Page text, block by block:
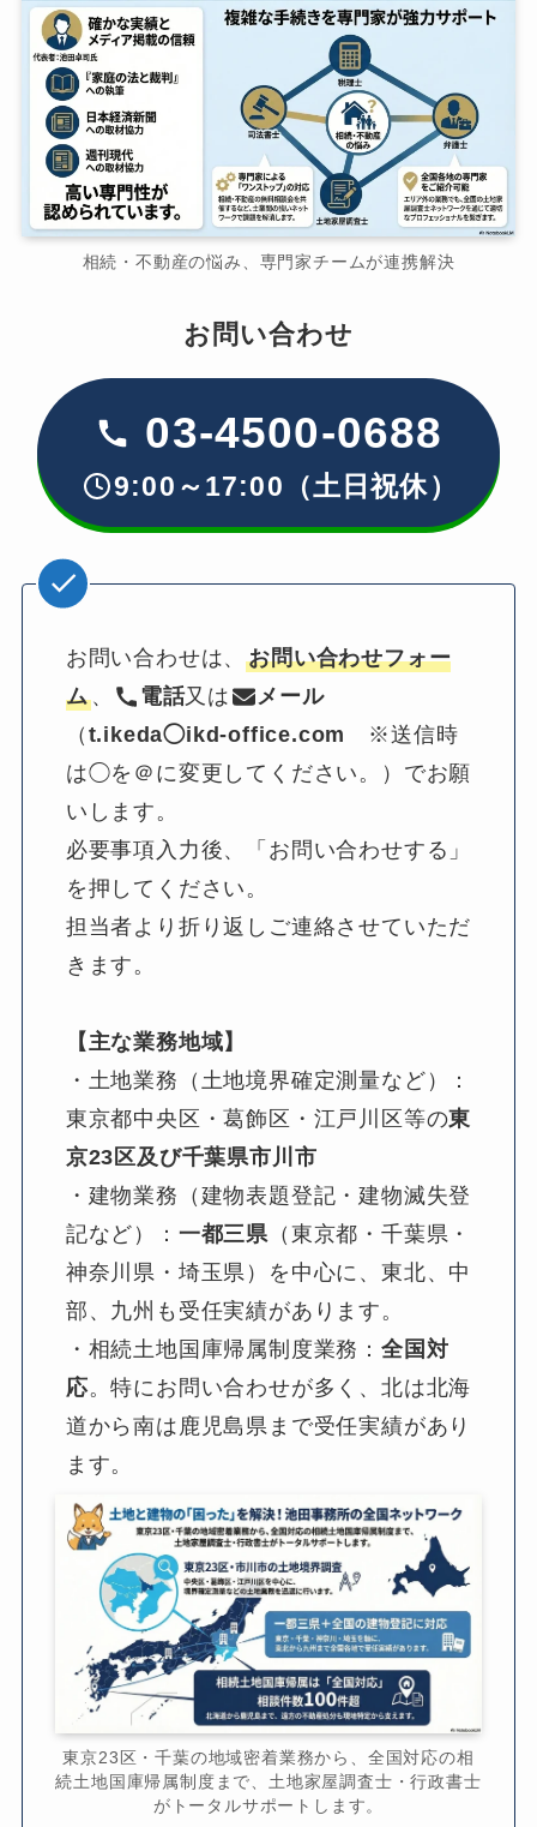
相続・不動産の悩み、専門家チームが連携解決
お問い合わせ
03-4500-0688
9:00～17:00（土日祝休）
お問い合わせは、お問い合わせフォー
ム、 電話又は
メール
（ t.ikeda◯ikd-office.com
※送信時
は◯を＠に変更してください。）でお願
いします。
必要事項入力後、「お問い合わせする」
を押してください。
担当者より折り返しご連絡させていただ
きます。
【主な業務地域】
・土地業務（土地境界確定測量など）：
東京都中央区・葛飾区・江戸川区等の東
京23区及び千葉県市川市
・建物業務（建物表題登記・建物滅失登
記など）： 一都三県 （東京都・千葉県・
神奈川県・埼玉県）を中心に、東北、中
部、九州も受任実績があります。
・相続土地国庫帰属制度業務：全国対
応。特にお問い合わせが多く、北は北海
道から南は鹿児島県まで受任実績があり
ます。
東京23区・千葉の地域密着業務から、全国対応の相
続土地国庫帰属制度まで、土地家屋調査士・行政書士
がトータルサポートします。